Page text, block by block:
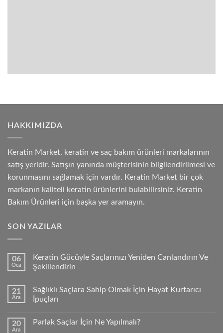
HAKKIMIZDA
Keratin Market, keratin ve saç bakım ürünleri markalarının
satış yeridir. Satışın yanında müşterisinin bilgilendirilmesi ve
korunmasını sağlamak için vardır. Keratin Market bir çok
markanın kaliteli keratin ürünlerini bulabilirsiniz. Keratin
Bakım Ürünleri için başka yer aramayın.
SON YAZILAR
06
Oca
Keratin Gücüyle Saçlarınızı Yeniden Canlandırın Ve
Şekillendirin
21
Ara
Sağlıklı Saçlara Sahip Olmak İçin Hayat Kurtarıcı
İpuçları
20
Ara
Parlak Saçlar İçin Ne Yapılmalı?